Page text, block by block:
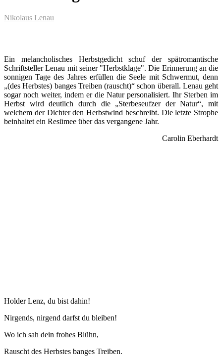
Nikolaus Lenau
Ein melancholisches Herbstgedicht schuf der spätromantische
Schriftsteller Lenau mit seiner "Herbstklage". Die Erinnerung an die
sonnigen Tage des Jahres erfüllen die Seele mit Schwermut, denn
„(des Herbstes) banges Treiben (rauscht)“ schon überall. Lenau geht
sogar noch weiter, indem er die Natur personalisiert. Ihr Sterben im
Herbst wird deutlich durch die „Sterbeseufzer der Natur“, mit
welchem der Dichter den Herbstwind beschreibt. Die letzte Strophe
beinhaltet ein Resümee über das vergangene Jahr.
Carolin Eberhardt
Holder Lenz, du bist dahin!
Nirgends, nirgend darfst du bleiben!
Wo ich sah dein frohes Blühn,
Rauscht des Herbstes banges Treiben.